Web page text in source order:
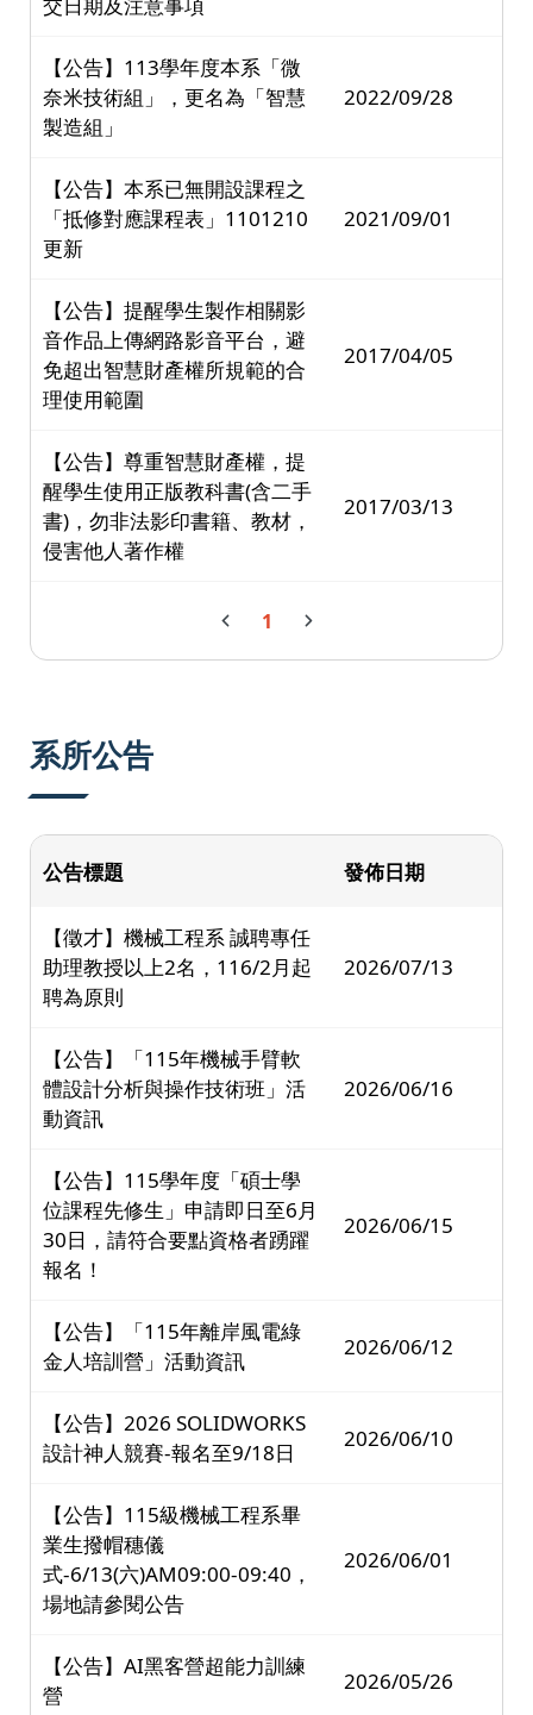
交日期及注意事項
【公告】113學年度本系「微
奈米技術組」，更名為「智慧
製造組」
2022/09/28
【公告】本系已無開設課程之
「抵修對應課程表」1101210
更新
2021/09/01
【公告】提醒學生製作相關影
音作品上傳網路影音平台，避
免超出智慧財產權所規範的合
理使用範圍
2017/04/05
【公告】尊重智慧財產權，提
醒學生使用正版教科書(含二手
書)，勿非法影印書籍、教材，
侵害他人著作權
2017/03/13
1
系所公告
公告標題 發佈日期
【徵才】機械工程系 誠聘專任
助理教授以上2名，116/2月起
聘為原則
2026/07/13
【公告】「115年機械手臂軟
體設計分析與操作技術班」活
動資訊
2026/06/16
【公告】115學年度「碩士學
位課程先修生」申請即日至6月
30日，請符合要點資格者踴躍
報名！
2026/06/15
【公告】「115年離岸風電綠
金人培訓營」活動資訊
2026/06/12
【公告】2026 SOLIDWORKS
設計神人競賽-報名至9/18日
2026/06/10
【公告】115級機械工程系畢
業生撥帽穗儀
式-6/13(六)AM09:00-09:40，
場地請參閱公告
2026/06/01
【公告】AI黑客營超能力訓練
營
2026/05/26